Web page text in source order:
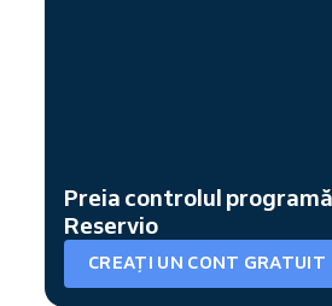
Preia controlul
Reservio
CREAȚI UN CONT GRATUIT